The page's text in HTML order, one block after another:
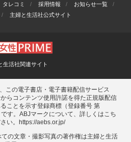
タレコミ 採用情報
お知らせ一覧
主婦と生活社公式サイト
生活社関連サイト
この電子書店・電子書籍配信サービス
らコンテンツ使用許諾を得た正規版配信
ことを示す登録商標（登録番号 第
す。ABJマークについて、詳しくはこち
い。 https://aebs.or.jp/
の⽂章・撮影写真の著作権は主婦と⽣活